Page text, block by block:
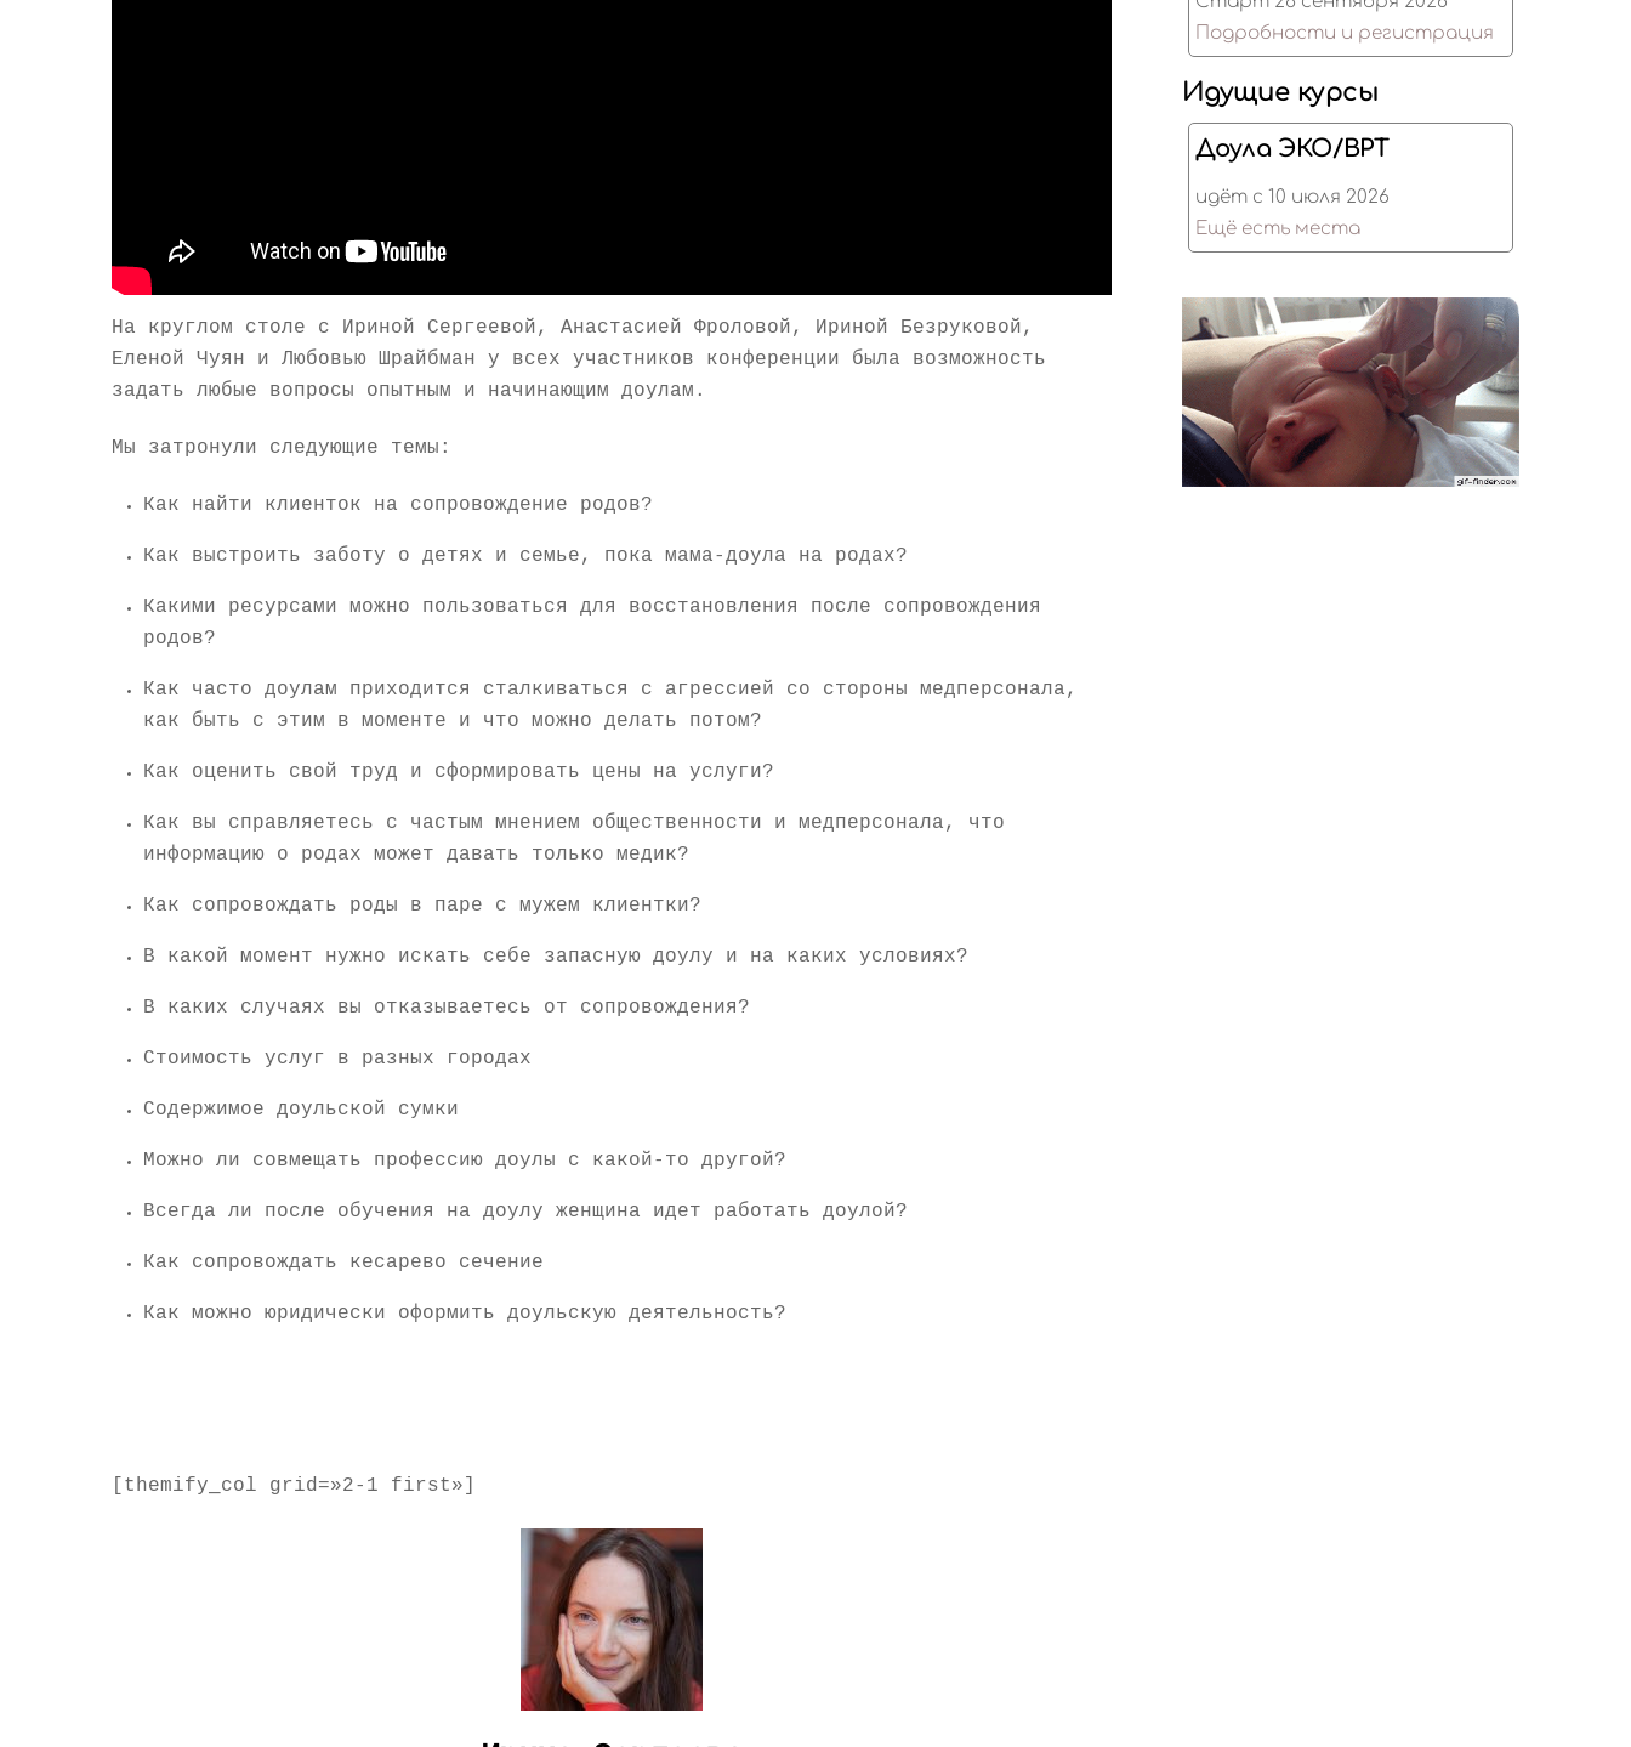
На круглом столе с Ириной Сергеевой, Анастасией Фроловой, Ириной Безруковой,
Еленой Чуян и Любовью Шрайбман у всех участников конференции была возможность
задать любые вопросы опытным и начинающим доулам.
Мы затронули следующие темы:
Как найти клиенток на сопровождение родов?
Как выстроить заботу о детях и семье, пока мама-доула на родах?
Какими ресурсами можно пользоваться для восстановления после сопровождения
родов?
Как часто доулам приходится сталкиваться с агрессией со стороны медперсонала,
как быть с этим в моменте и что можно делать потом?
Как оценить свой труд и сформировать цены на услуги?
Как вы справляетесь с частым мнением общественности и медперсонала, что
информацию о родах может давать только медик?
Как сопровождать роды в паре с мужем клиентки?
В какой момент нужно искать себе запасную доулу и на каких условиях?
В каких случаях вы отказываетесь от сопровождения?
Стоимость услуг в разных городах
Содержимое доульской сумки
Можно ли совмещать профессию доулы с какой-то другой?
Всегда ли после обучения на доулу женщина идет работать доулой?
Как сопровождать кесарево сечение
Как можно юридически оформить доульскую деятельность?
[themify_col grid=»2-1 first»]
Подробности и регистрация
Идущие курсы
Доула ЭКО/ВРТ
идёт с 10 июля 2026
Ещё есть места